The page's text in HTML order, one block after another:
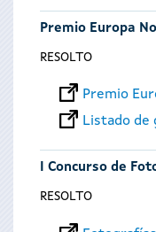
Premio Europa
RESOLTO
Premio
Listado de
I Concurso de
RESOLTO